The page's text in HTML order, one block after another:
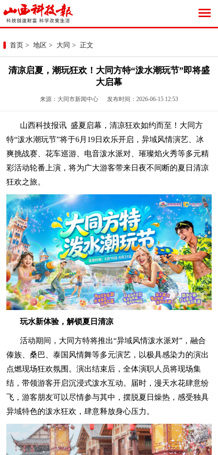
首页 > 地区 > 大同 > 正文
清凉启夏，潮玩狂欢！大同方特“泼水潮玩节”即将盛
大启幕
来源：大同市新闻中心 发布时间：2026-06-15 12:53
山西科技报讯 盛夏启幕，清凉狂欢如约而至！大同方
特“泼水潮玩节”将于6月19日欢乐开启，异域风情演艺、冰
爽挑战赛、花车巡游、电音泼水派对、璀璨焰火秀等多元精
彩活动轮番上演，将为广大游客带来日夜不间断的夏日清凉
狂欢之旅。
玩水新体验，解锁夏日清凉
活动期间，大同方特将推出“异域风情泼水派对”，融合
傣族、桑巴、泰国风情舞等多元演艺，以极具感染力的演出
点燃现场狂欢氛围。演出结束后，全体演职人员将现场集
结，带领游客开启沉浸式泼水互动。届时，漫天水花肆意纷
飞，游客朋友可以尽情参与其中，摆脱夏日燥热，感受独具
异域特色的泼水狂欢，肆意释放身心压力。